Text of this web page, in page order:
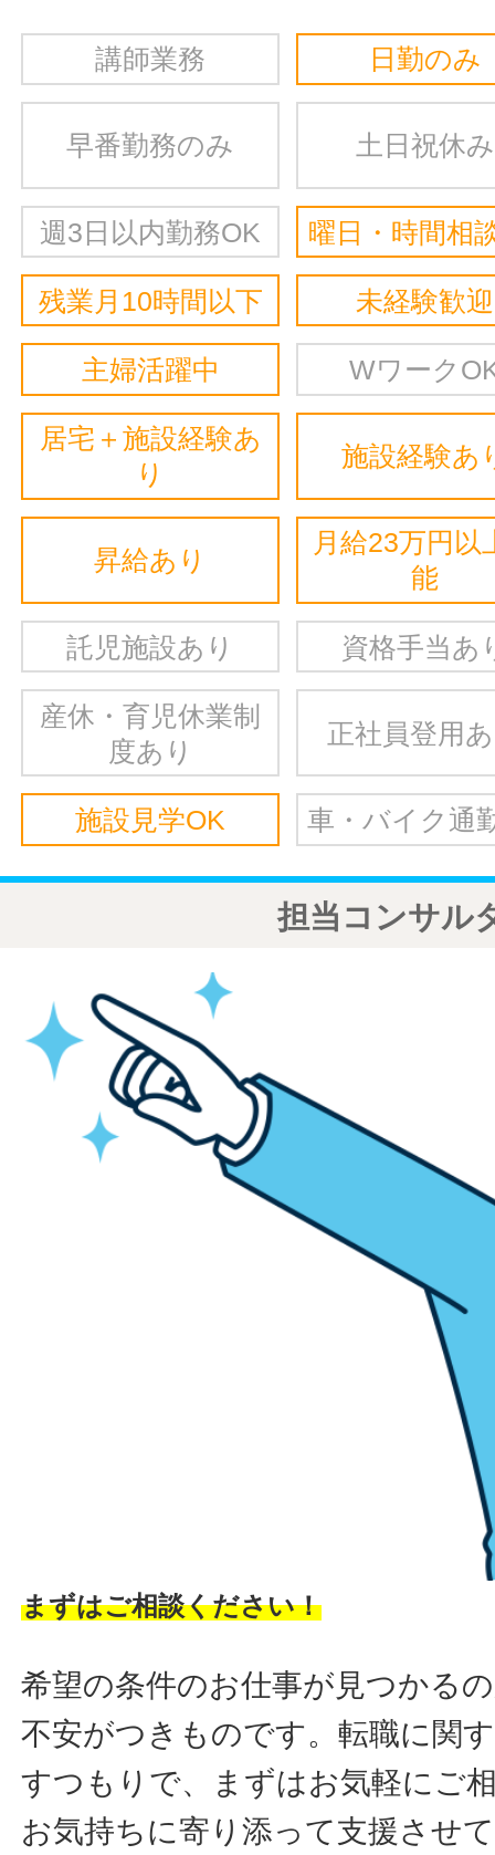
講師業務 日勤のみ
早番勤務のみ 土日祝休み
週3日以内勤務OK 曜日・時間相
残業月10時間以下 未経験歓迎
主婦活躍中 Wワーク
居宅＋施設経験あ
り
施設経験あ
昇給あり
月給23万円以
能
託児施設あり 資格手当あ
産休・育児休業制
度あり
正社員登用
施設見学OK 車・バイク通
担当コンサル
まずはご相談ください！
希望の条件のお仕事が見つかる
不安がつきものです。転職に関
すつもりで、まずはお気軽にご
お気持ちに寄り添って支援させ